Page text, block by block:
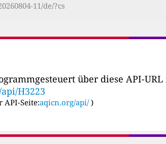
11/de/?cs
über diese API-
H3223
Seite:aqicn.org/api/ )